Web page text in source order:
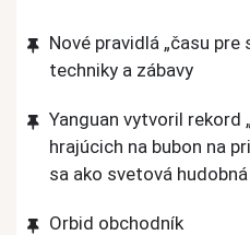
Nové pravidlá „času pre
techniky a zábavy
Yanguan vytvoril rekord
hrajúcich na bubon na
sa ako svetová
Orbid obchodník